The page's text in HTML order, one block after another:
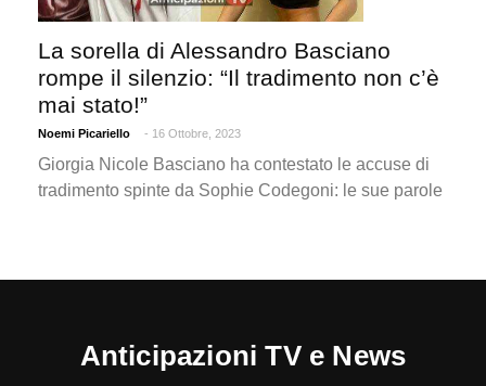
La sorella di Alessandro Basciano
rompe il silenzio: “Il tradimento non c’è
mai stato!”
Noemi Picariello - 16 Ottobre, 2023
Giorgia Nicole Basciano ha contestato le accuse di
tradimento spinte da Sophie Codegoni: le sue parole
Anticipazioni TV e News